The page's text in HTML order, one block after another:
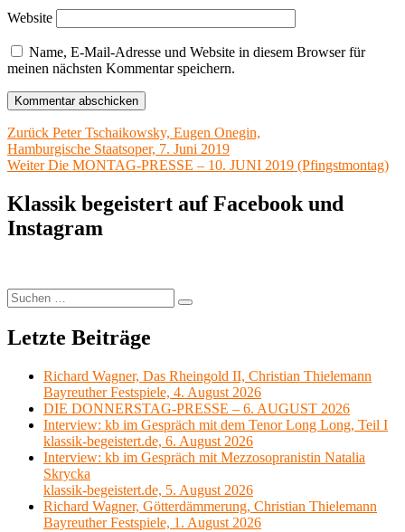
Website
Name, E-Mail-Adresse und Website in diesem Browser für
meinen nächsten Kommentar speichern.
Beitragsnavigation
Zurück Vorheriger
Beitrag:
Peter Tschaikowsky, Eugen Onegin,
Hamburgische Staatsoper, 7. Juni 2019
Weiter Nächster
Die MONTAG-PRESSE – 10. JUNI 2019 (Pfingstmontag)
Klassik begeistert auf Facebook und
Instagram
Suchen
nach:
Suchen
Letzte Beiträge
Richard Wagner, Das Rheingold II, Christian Thielemann
Bayreuther Festspiele, 4. August 2026
DIE DONNERSTAG-PRESSE – 6. AUGUST 2026
Interview: kb im Gespräch mit dem Tenor Long Long, Teil I
klassik-begeistert.de, 6. August 2026
Interview: kb im Gespräch mit Mezzosopranistin Natalia
Skrycka
klassik-begeistert.de, 5. August 2026
Richard Wagner, Götterdämmerung, Christian Thielemann
Bayreuther Festspiele, 1. August 2026